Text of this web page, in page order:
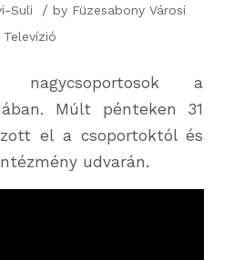
Suli / by Füzesabony Városi
Televízió
nagycsoportosok a
Múlt pénteken 31
el a csoportoktól és
udvarán.